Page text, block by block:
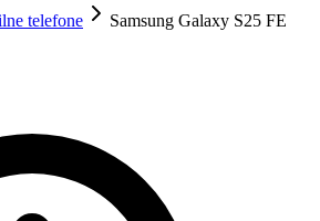
telefone
Samsung Galaxy S25 FE